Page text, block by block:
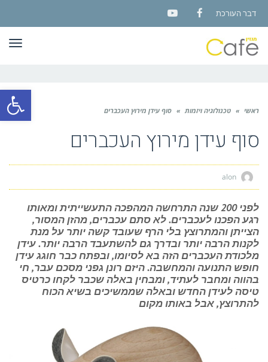
פתח
דבר העורכת
Facebook
YouTube
ראשי » טכנולוגיה ויזמות » סוף עידן מירוץ העכברים
סוף עידן מירוץ העכברים
לפני 200 שנה התרחשה המהפכה התעשייתית ומאותו
רגע הפכנו לעכברים. לא סתם עכברים, מהזן המסור,
הצייתן והמתרוצץ בלי הרף שעובד קשה יותר על מנת
לקנות הרבה יותר ובדרך גם להשתעבד הרבה יותר. עידן
מלכודת העכברים הזה בא לסיומו, ובפתח כבר חוגג עידן
חופש התנועה והמחשבה. היזם רונן גפני מסכם עבר, חי
בהווה ומחבר לעתיד, ומבחין באלה שכבר לקחו כרטיס
טיסה לעידן החדש ובאלה שממשיכים בשיא הכוח
להתרוצץ, אבל באותו מקום